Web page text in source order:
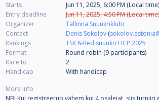
Starts
Jun 11, 2025, 6:00 PM (Local time)
Entry deadline
Jun 11, 2025, 4:50 PM (Local time)
Organizer
Tallinna Snuukriklubi
Contact
Denis Sokolov (
Rankings
TSK 6-Red snuukri HCP 2025
Format
Round robin (9 participants)
Race to
2
Handicap
With handicap
More info